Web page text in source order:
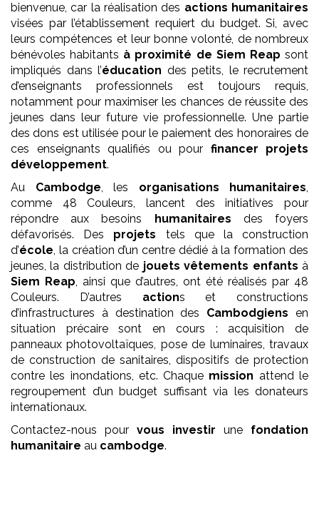
bienvenue, car la réalisation des actions humanitaires
visées par l’établissement requiert du budget. Si, avec
leurs compétences et leur bonne volonté, de nombreux
bénévoles habitants à proximité de Siem Reap sont
impliqués dans l’éducation des petits, le recrutement
d’enseignants professionnels est toujours requis,
notamment pour maximiser les chances de réussite des
jeunes dans leur future vie professionnelle. Une partie
des dons est utilisée pour le paiement des honoraires de
ces enseignants qualifiés ou pour financer projets
développement.
Au Cambodge, les organisations humanitaires,
comme 48 Couleurs, lancent des initiatives pour
répondre aux besoins
humanitaires des foyers
défavorisés. Des projets tels que la construction
d’école, la création d’un centre dédié à la formation des
jeunes, la distribution de jouets vêtements enfants à
Siem Reap, ainsi que d’autres, ont été réalisés par 48
Couleurs. D’autres actions et constructions
d’infrastructures à destination des Cambodgiens en
situation précaire sont en cours : acquisition de
panneaux photovoltaïques, pose de luminaires, travaux
de construction de sanitaires, dispositifs de protection
contre les inondations, etc. Chaque mission attend le
regroupement d’un budget suffisant via les donateurs
internationaux.
Contactez-nous pour vous investir une fondation
humanitaire au cambodge.